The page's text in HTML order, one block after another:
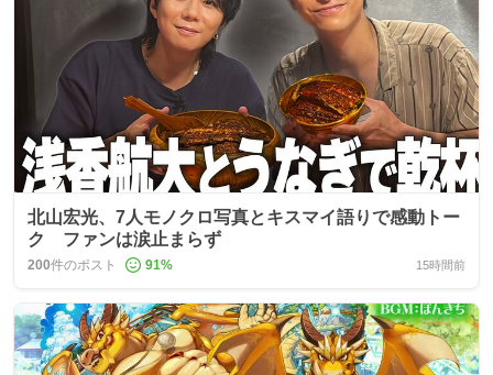
北山宏光、7人モノクロ写真とキスマイ語りで感動トー
ク ファンは涙止まらず
200件のポスト 91% 15時間前